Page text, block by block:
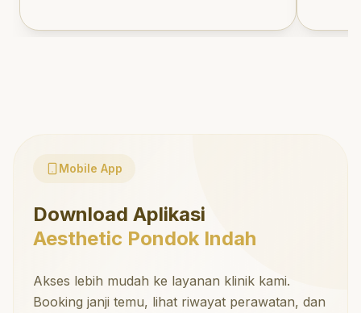
Mobile App
Download Aplikasi
Aesthetic Pondok Indah
Akses lebih mudah ke layanan klinik kami.
Booking janji temu, lihat riwayat perawatan, dan